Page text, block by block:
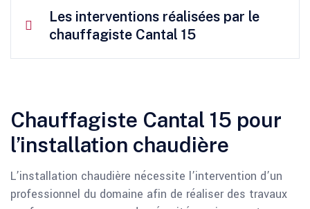
Les interventions réalisées par le
chauffagiste Cantal 15
Chauffagiste Cantal 15 pour
l’installation chaudière
L’installation chaudière nécessite l’intervention d’un
professionnel du domaine afin de réaliser des travaux